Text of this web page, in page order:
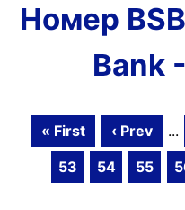
Номер
Bank
« First ‹ Prev ...
53
54 55